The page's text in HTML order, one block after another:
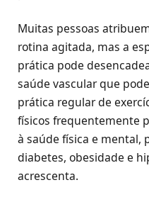
Muitas pessoas
rotina agitada, mas a
prática pode
saúde vascular que
prática regular de
físicos frequentemente
à saúde física e mental,
diabetes, obesidade e
acrescenta.